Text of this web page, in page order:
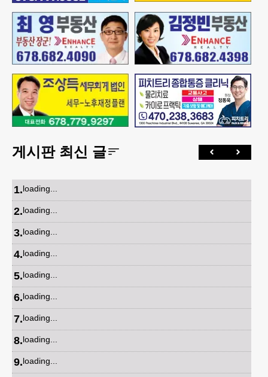
게시판 최신 글
1.loading...
2.loading...
3.loading...
4.loading...
5.loading...
6.loading...
7.loading...
8.loading...
9.loading...